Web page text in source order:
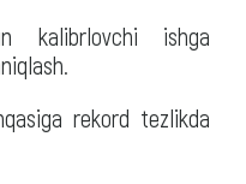
kalibrlovchi ishga
rekord tezlikda